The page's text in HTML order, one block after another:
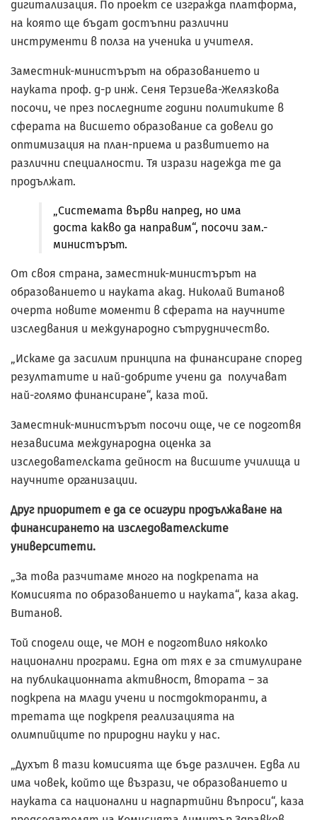
дигитализация. По проект се изгражда платформа,
на която ще бъдат достъпни различни
инструменти в полза на ученика и учителя.
Заместник-министърът на образованието и
науката проф. д-р инж. Сеня Терзиева-Желязкова
посочи, че през последните години политиките в
сферата на висшето образование са довели до
оптимизация на план-приема и развитието на
различни специалности. Тя изрази надежда те да
продължат.
„Системата върви напред, но има
доста какво да направим“, посочи зам.-
министърът.
От своя страна, заместник-министърът на
образованието и науката акад. Николай Витанов
очерта новите моменти в сферата на научните
изследвания и международно сътрудничество.
„Искаме да засилим принципа на финансиране според
резултатите и най-добрите учени да получават
най-голямо финансиране“, каза той.
Заместник-министърът посочи още, че се подготвя
независима международна оценка за
изследователската дейност на висшите училища и
научните организации.
Друг приоритет е да се осигури продължаване на
финансирането на изследователските
университети.
„За това разчитаме много на подкрепата на
Комисията по образованието и науката“, каза акад.
Витанов.
Той сподели още, че МОН е подготвило няколко
национални програми. Една от тях е за стимулиране
на публикационната активност, втората – за
подкрепа на млади учени и постдокторанти, а
третата ще подкрепя реализацията на
олимпийците по природни науки у нас.
„Духът в тази комисията ще бъде различен. Едва ли
има човек, който ще възрази, че образованието и
науката са национални и надпартийни въпроси“, каза